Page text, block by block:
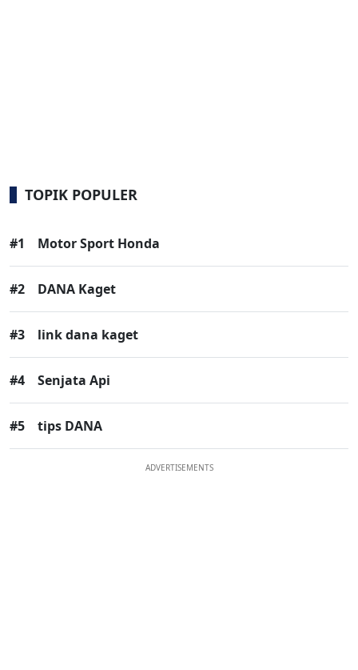
TOPIK POPULER
#1 Motor Sport Honda
#2 DANA Kaget
#3 link dana kaget
#4 Senjata Api
#5 tips DANA
ADVERTISEMENTS